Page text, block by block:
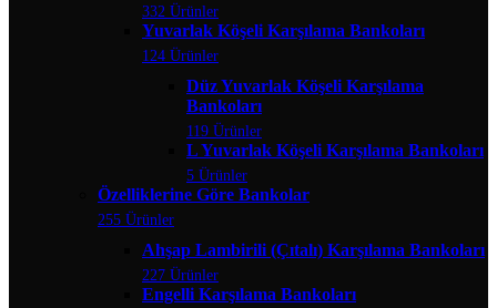
332 Ürünler
Yuvarlak Köşeli Karşılama Bankoları
124 Ürünler
Düz Yuvarlak Köşeli Karşılama
Bankoları
119 Ürünler
L Yuvarlak Köşeli Karşılama Bankoları
5 Ürünler
Özelliklerine Göre Bankolar
255 Ürünler
Ahşap Lambirili (Çıtalı) Karşılama Bankoları
227 Ürünler
Engelli Karşılama Bankoları